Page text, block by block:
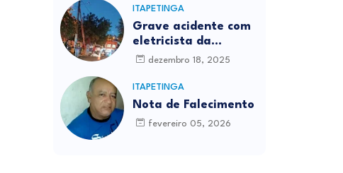
ITAPETINGA
Grave acidente com
eletricista da
Prefeitura é
Itapetinga
dezembro 18, 2025
ITAPETINGA
Nota de Falecimento
fevereiro 05, 2026